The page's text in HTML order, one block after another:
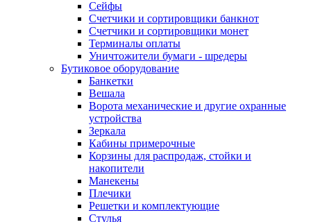
Сейфы
Счетчики и сортировщики банкнот
Счетчики и сортировщики монет
Терминалы оплаты
Уничтожители бумаги - шредеры
Бутиковое оборудование
Банкетки
Вешала
Ворота механические и другие охранные
устройства
Зеркала
Кабины примерочные
Корзины для распродаж, стойки и
накопители
Манекены
Плечики
Решетки и комплектующие
Стулья